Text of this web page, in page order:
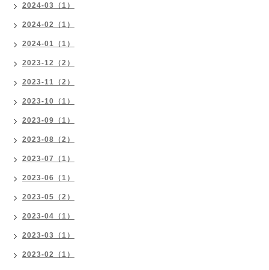
2024-03（1）
2024-02（1）
2024-01（1）
2023-12（2）
2023-11（2）
2023-10（1）
2023-09（1）
2023-08（2）
2023-07（1）
2023-06（1）
2023-05（2）
2023-04（1）
2023-03（1）
2023-02（1）